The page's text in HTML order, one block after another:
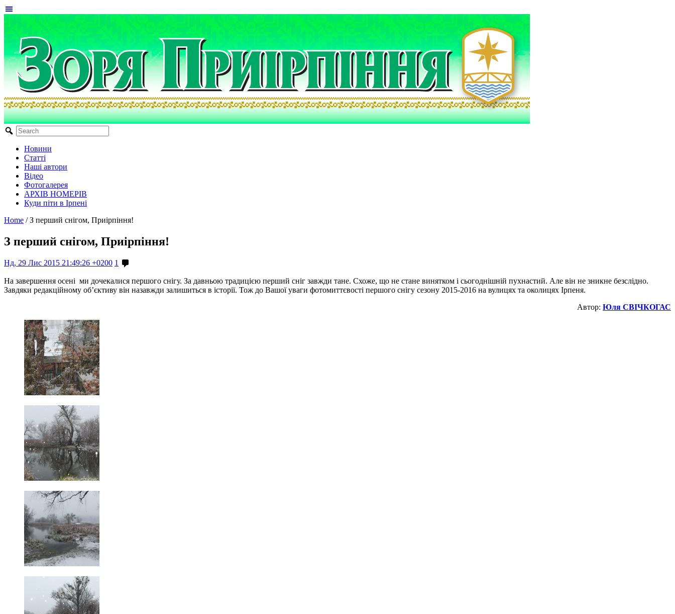
Новини
Статті
Наші автори
Відео
Фотогалерея
АРХІВ НОМЕРІВ
Куди піти в Ірпені
Home / З перший снігом, Приірпіння!
З перший снігом, Приірпіння!
Нд, 29 Лис 2015 21:49:26 +0200 1
На завершення осені ми дочекалися першого снігу. За давньою традицією перший сніг завжди тане. Схоже, що не стане винятком і сьогоднішній пухнастий. Але він не зникне безслідно.
Завдяки редакційному об’єктиву він назавжди залишиться в історії. Тож до Вашої уваги фотомиттєвості першого снігу сезону 2015-2016 на вулицях та околицях Ірпеня.
Автор: Юля СВІЧКОГАС